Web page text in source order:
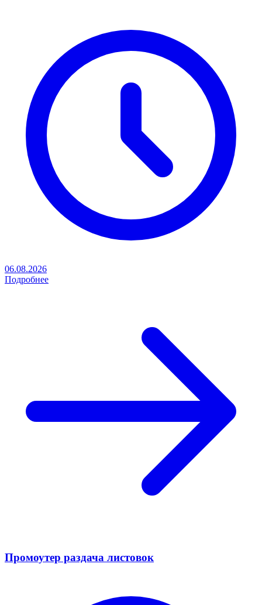
06.08.2026
Подробнее
Промоутер раздача листовок